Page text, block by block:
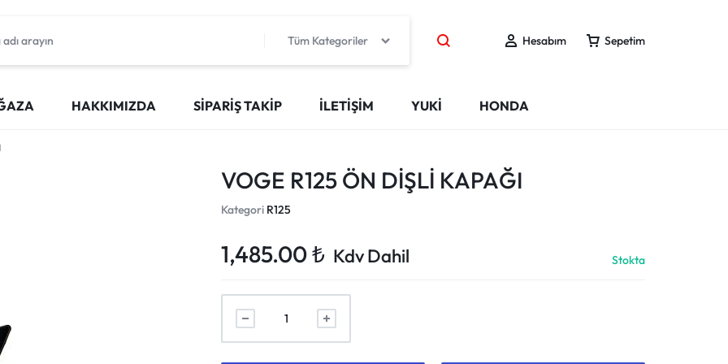
Tüm Kategoriler Hesabım Sepetim
HAKKIMIZDA SIPARIŞ TAKIP İLETIŞIM YUKİ HONDA
VOGE R125 ÖN DİŞLİ KAPAĞI
Kategori R125
1,485.00₺ Kdv Dahil Stokta